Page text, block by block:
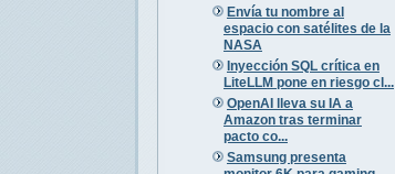
Envía tu nombre al
espacio con satélites de la
NASA
Inyección SQL crítica en
LiteLLM pone en riesgo cl...
OpenAI lleva su IA a
Amazon tras terminar
pacto co...
Samsung presenta